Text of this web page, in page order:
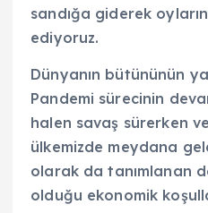
sandığa giderek
ediyoruz.
Dünyanın bütününün
Pandemi sürecinin
halen savaş sürerken
ülkemizde meydana
olarak da tanımlanan
olduğu ekonomik